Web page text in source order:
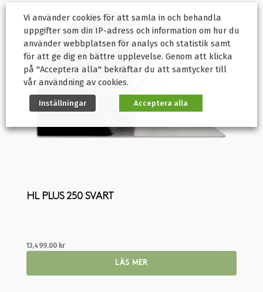
HL PLUS 250 SVART
13,499.00 kr
LÄS MER
Vi använder cookies för att samla in och behandla
uppgifter som din IP-adress och information om hur du
använder webbplatsen för analys och statistik samt
för att ge dig en bättre upplevelse. Genom att klicka
på "Acceptera alla" bekräftar du att samtycker till
vår användning av cookies.
Inställningar Acceptera alla